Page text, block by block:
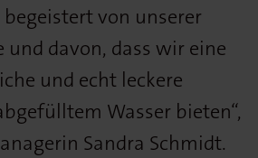
begeistert von unserer
und davon, dass wir eine
und echt leckere
Wasser bieten“,
Sandra Schmidt.